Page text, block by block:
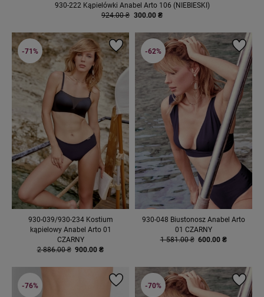
930-222 Kąpielówki Anabel Arto 106 (NIEBIESKI)
924.00 ₴ 300.00 ₴
930-039/930-234 Kostium
kąpielowy Anabel Arto 01
CZARNY
2 886.00 ₴ 900.00 ₴
-71%
930-048 Biustonosz Anabel Arto
01 CZARNY
1 581.00 ₴ 600.00 ₴
-62%
-76% -70%